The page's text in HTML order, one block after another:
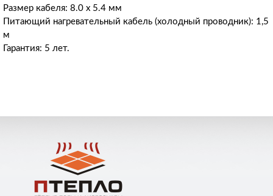
Размер кабеля: 8.0 х 5.4 мм
Питающий нагревательный кабель (холодный проводник): 1,5
м
Гарантия: 5 лет.